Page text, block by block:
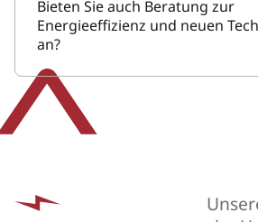
Bieten Sie auch Beratung zur
Energieeffizienz und neuen
an?